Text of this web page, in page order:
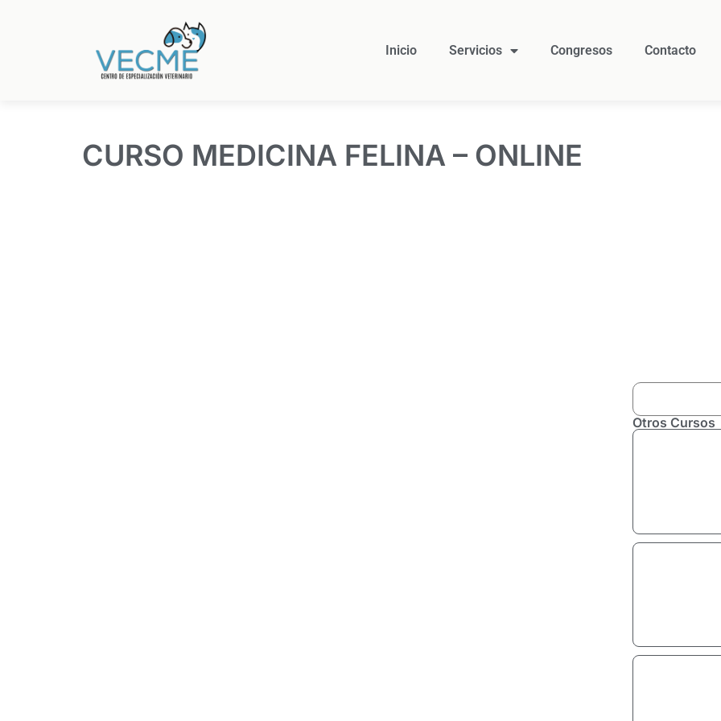
Inicio Servicios Congresos Contacto
CURSO MEDICINA FELINA – ONLINE
Otros Cursos